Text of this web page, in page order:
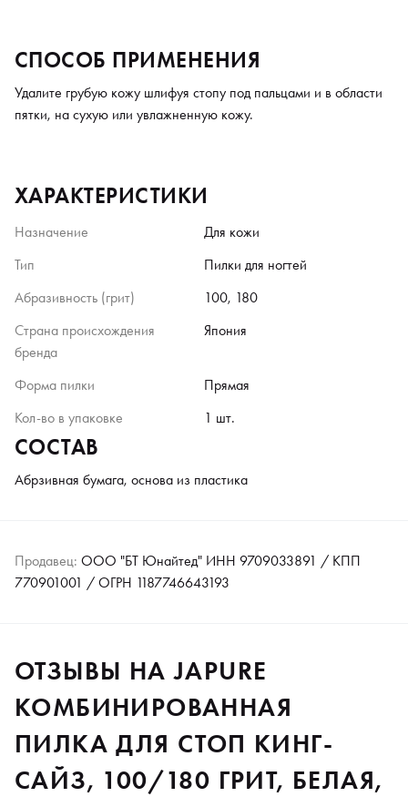
СПОСОБ ПРИМЕНЕНИЯ
Удалите грубую кожу шлифуя стопу под пальцами и в области
пятки, на сухую или увлажненную кожу.
ХАРАКТЕРИСТИКИ
Назначение
Для кожи
Тип
Пилки для ногтей
Абразивность (грит)
100, 180
Страна происхождения
бренда
Япония
Форма пилки
Прямая
Кол-во в упаковке
1 шт.
СОСТАВ
Абрзивная бумага, основа из пластика
Продавец: ООО "БТ Юнайтед" ИНН 9709033891 / КПП
770901001 / ОГРН 1187746643193
ОТЗЫВЫ НА JAPURE
КОМБИНИРОВАННАЯ
ПИЛКА ДЛЯ СТОП КИНГ-
САЙЗ, 100/180 ГРИТ, БЕЛАЯ,